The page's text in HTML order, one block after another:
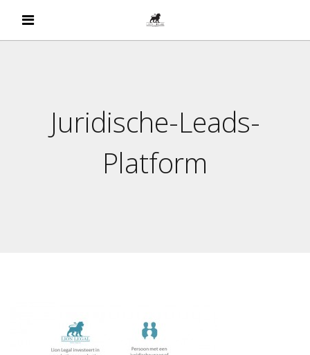
Juridische-Leads-
Platform